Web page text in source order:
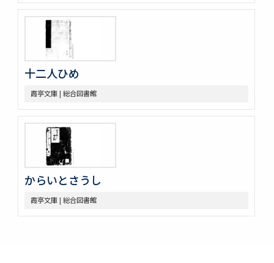
十二人ひめ
霞亭文庫 | 総合図書館
からいとさうし
霞亭文庫 | 総合図書館